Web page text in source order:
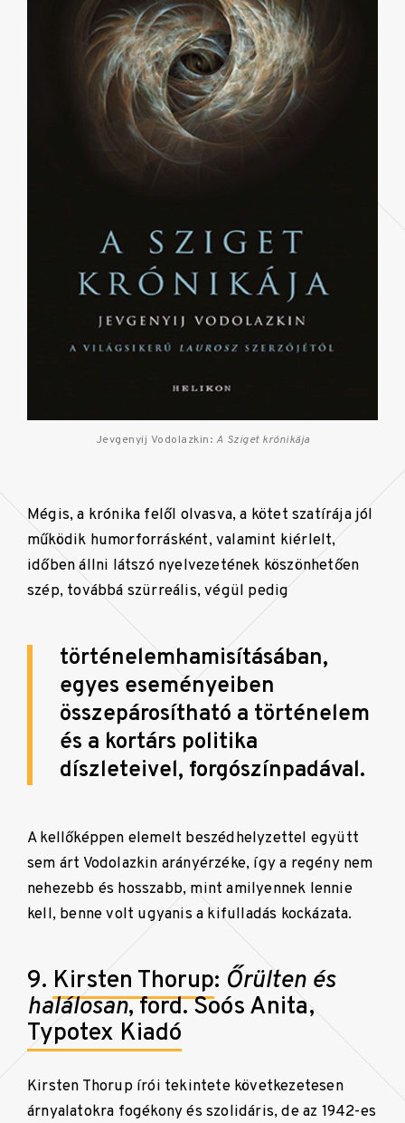
Jevgenyij Vodolazkin: A Sziget krónikája
Mégis, a krónika felől olvasva, a kötet szatírája jól
működik humorforrásként, valamint kiérlelt,
időben állni látszó nyelvezetének köszönhetően
szép, továbbá szürreális, végül pedig
történelemhamisításában,
egyes eseményeiben
összepárosítható a történelem
és a kortárs politika
díszleteivel, forgószínpadával.
A kellőképpen elemelt beszédhelyzettel együtt
sem árt Vodolazkin arányérzéke, így a regény nem
nehezebb és hosszabb, mint amilyennek lennie
kell, benne volt ugyanis a kifulladás kockázata.
9. Kirsten Thorup: Őrülten és
halálosan, ford. Soós Anita,
Typotex Kiadó
Kirsten Thorup írói tekintete következetesen
árnyalatokra fogékony és szolidáris, de az 1942-es